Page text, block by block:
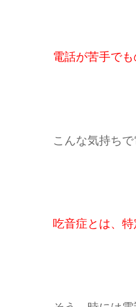
電話が苦手で
こんな気持ち
吃音症とは、